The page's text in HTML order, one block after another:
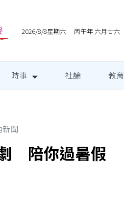
2026/8/8星期六 丙午年 六月廿六
時事 社論 教育
新聞
陪你過暑假